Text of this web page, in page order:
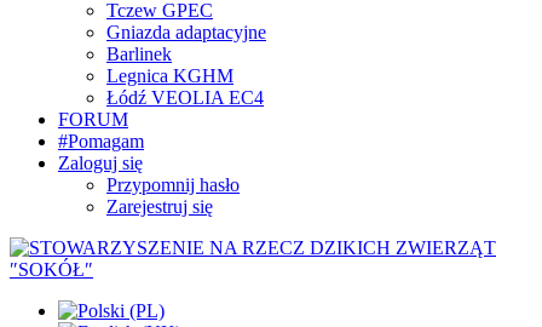
Tczew GPEC
Gniazda adaptacyjne
Barlinek
Legnica KGHM
Łódź VEOLIA EC4
FORUM
#Pomagam
Zaloguj się
Przypomnij hasło
Zarejestruj się